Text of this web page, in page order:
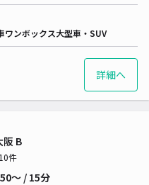
ワンボックス大型車・SUV
詳細へ
阪 B
件
〜 / 15分